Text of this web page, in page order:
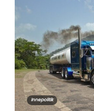
Innepolitik